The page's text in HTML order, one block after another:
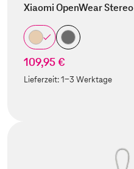
Xiaomi OpenWear Stereo
109,95 €
Lieferzeit:1-3 Werktage